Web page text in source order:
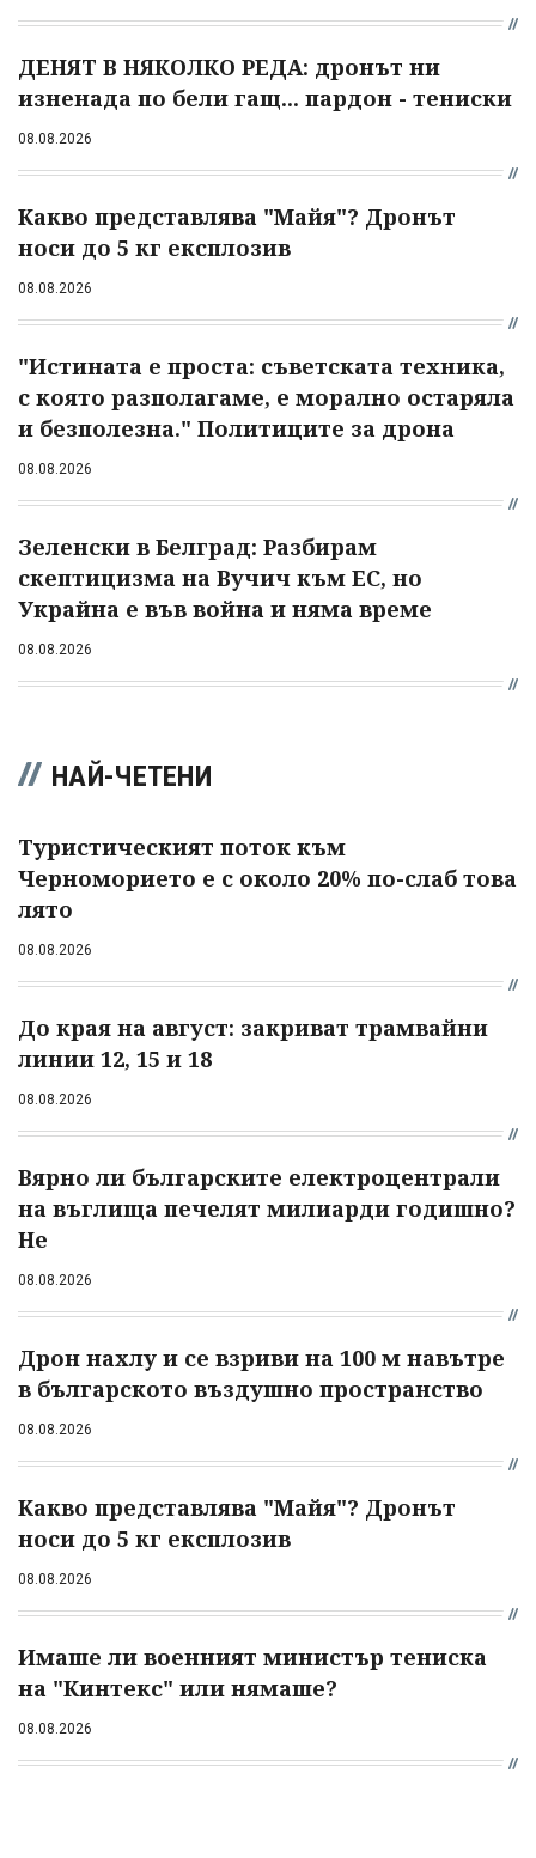
ДЕНЯТ В НЯКОЛКО РЕДА: дронът ни
изненада по бели гащ... пардон - тениски
08.08.2026
Какво представлява "Майя"? Дронът
носи до 5 кг експлозив
08.08.2026
"Истината е проста: съветската техника,
с която разполагаме, е морално остаряла
и безполезна." Политиците за дрона
08.08.2026
Зеленски в Белград: Разбирам
скептицизма на Вучич към ЕС, но
Украйна е във война и няма време
08.08.2026
НАЙ-ЧЕТЕНИ
Туристическият поток към
Черноморието е с около 20% по-слаб това
лято
08.08.2026
До края на август: закриват трамвайни
линии 12, 15 и 18
08.08.2026
Вярно ли българските електроцентрали
на въглища печелят милиарди годишно?
Не
08.08.2026
Дрон нахлу и се взриви на 100 м навътре
в българското въздушно пространство
08.08.2026
Какво представлява "Майя"? Дронът
носи до 5 кг експлозив
08.08.2026
Имаше ли военният министър тениска
на "Кинтекс" или нямаше?
08.08.2026